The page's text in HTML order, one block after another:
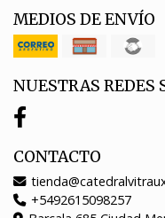
MEDIOS DE ENVÍO
NUESTRAS REDES
CONTACTO
+5492615098257